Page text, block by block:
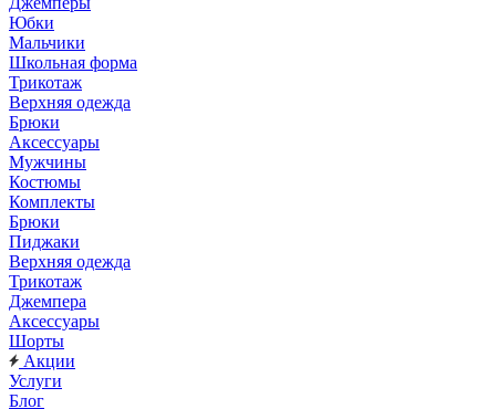
Юбки
Мальчики
Школьная форма
Трикотаж
Верхняя одежда
Брюки
Аксессуары
Мужчины
Костюмы
Комплекты
Брюки
Пиджаки
Верхняя одежда
Трикотаж
Джемпера
Аксессуары
Шорты
Акции
Услуги
Блог